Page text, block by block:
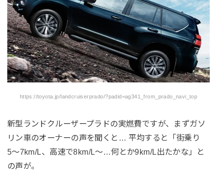
https://toyota.jp/landcruiserprado/?padid=ag341_from_prado_navi_top
新型ランドクルーザープラドの実燃費ですが、まずガソ
リン車のオーナーの声を聞くと… 平均すると「街乗り
5〜7km/L、高速で8km/L〜…何とか9km/L出たかな」と
の声が。